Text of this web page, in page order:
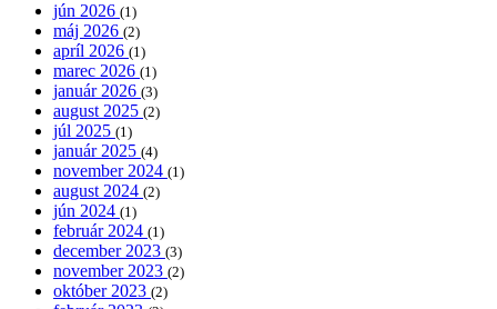
jún 2026 (1)
máj 2026 (2)
apríl 2026 (1)
marec 2026 (1)
január 2026 (3)
august 2025 (2)
júl 2025 (1)
január 2025 (4)
november 2024 (1)
august 2024 (2)
jún 2024 (1)
február 2024 (1)
december 2023 (3)
november 2023 (2)
október 2023 (2)